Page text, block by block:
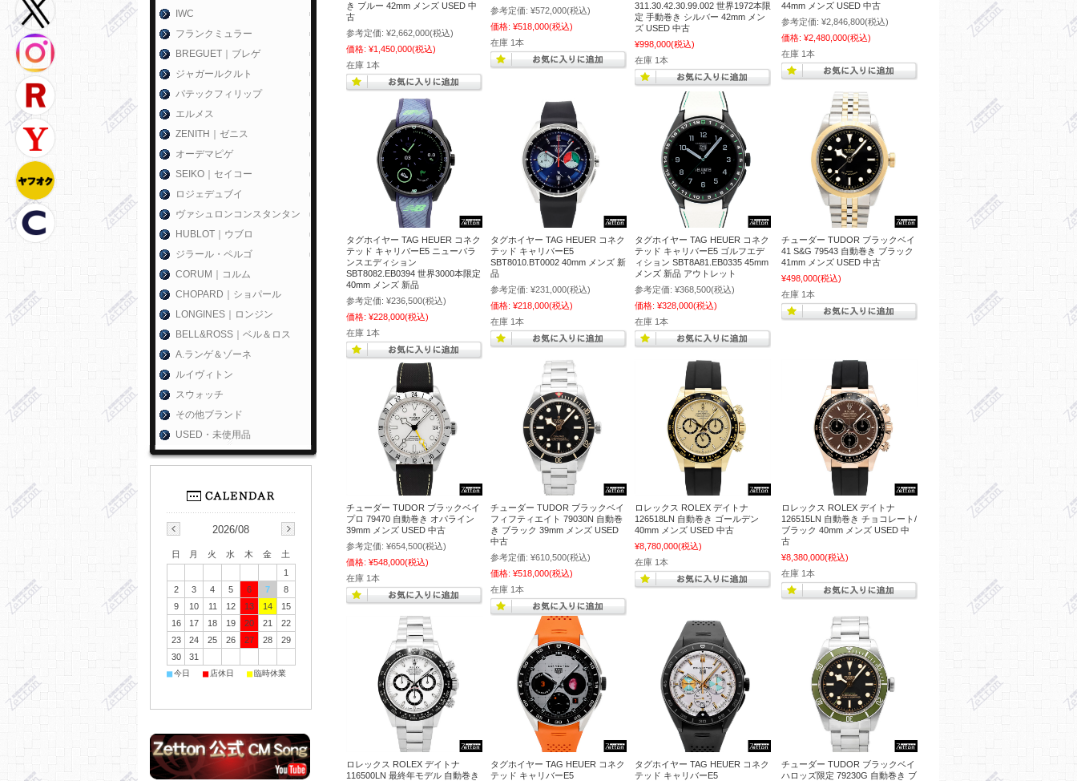
き ブルー 42mm メンズ USED 中
古
参考定価: ¥2,662,000(税込)
価格: ¥1,450,000(税込)
在庫 1本
参考定価: ¥572,000(税込)
価格: ¥518,000(税込)
在庫 1本
311.30.42.30.99.002 世界1972本限
定 手動巻き シルバー 42mm メン
ズ USED 中古
¥998,000(税込)
在庫 1本
44mm メンズ USED 中古
参考定価: ¥2,846,800(税込)
価格: ¥2,480,000(税込)
在庫 1本
タグホイヤー TAG HEUER コネク
テッド キャリバーE5 ニューバラ
ンスエディション
SBT8082.EB0394 世界3000本限定
40mm メンズ 新品
参考定価: ¥236,500(税込)
価格: ¥228,000(税込)
在庫 1本
タグホイヤー TAG HEUER コネク
テッド キャリバーE5
SBT8010.BT0002 40mm メンズ 新
品
参考定価: ¥231,000(税込)
価格: ¥218,000(税込)
在庫 1本
タグホイヤー TAG HEUER コネク
テッド キャリバーE5 ゴルフエデ
ィション SBT8A81.EB0335 45mm
メンズ 新品 アウトレット
参考定価: ¥368,500(税込)
価格: ¥328,000(税込)
在庫 1本
チューダー TUDOR ブラックベイ
41 S&G 79543 自動巻き ブラック
41mm メンズ USED 中古
¥498,000(税込)
在庫 1本
チューダー TUDOR ブラックベイ
プロ 79470 自動巻き オパライン
39mm メンズ USED 中古
参考定価: ¥654,500(税込)
価格: ¥548,000(税込)
在庫 1本
チューダー TUDOR ブラックベイ
フィフティエイト 79030N 自動巻
き ブラック 39mm メンズ USED
中古
参考定価: ¥610,500(税込)
価格: ¥518,000(税込)
在庫 1本
ロレックス ROLEX デイトナ
126518LN 自動巻き ゴールデン
40mm メンズ USED 中古
¥8,780,000(税込)
在庫 1本
ロレックス ROLEX デイトナ
126515LN 自動巻き チョコレート/
ブラック 40mm メンズ USED 中
古
¥8,380,000(税込)
在庫 1本
ロレックス ROLEX デイトナ
116500LN 最終年モデル 自動巻き
タグホイヤー TAG HEUER コネク
テッド キャリバーE5
タグホイヤー TAG HEUER コネク
テッド キャリバーE5
チューダー TUDOR ブラックベイ
ハロッズ限定 79230G 自動巻き ブ
IWC
フランクミュラー
BREGUET｜ブレゲ
ジャガールクルト
パテックフィリップ
エルメス
ZENITH｜ゼニス
オーデマピゲ
SEIKO｜セイコー
ロジェデュブイ
ヴァシュロンコンスタンタン
HUBLOT｜ウブロ
ジラール・ペルゴ
CORUM｜コルム
CHOPARD｜ショパール
LONGINES｜ロンジン
BELL&ROSS｜ベル＆ロス
A.ランゲ＆ゾーネ
ルイヴィトン
スウォッチ
その他ブランド
USED・未使用品
2026/08
日 月 火 水 木 金
土
1
2
3 4 5 6 7
8
9
10 11 12 13 14
15
16
17 18 19 20 21
22
23
24 25 26 27 28
29
30
31
■今日 ■ 店休日 ■臨時休業